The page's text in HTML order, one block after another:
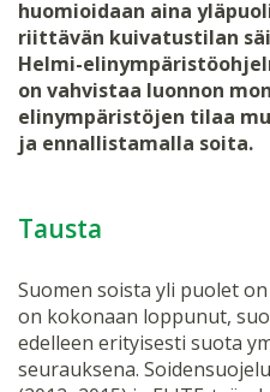
huomioidaan aina
riittävän kuivatustilan
Helmi-
on vahvistaa luonnon
elinympäristöjen tilaa
ja ennallistamalla soita.
Tausta
Suomen soista yli puolet
on kokonaan loppunut,
edelleen erityisesti suota
seurauksena.